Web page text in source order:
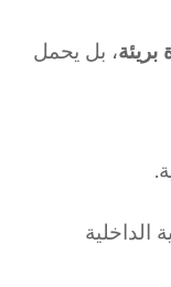
بريئة، بل يحمل
الداخلية